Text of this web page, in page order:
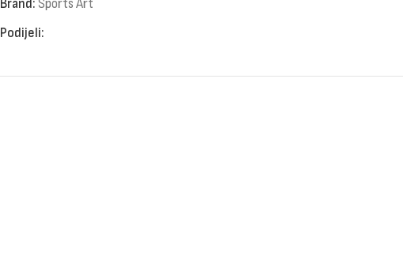
Brand: Sports Art
Podijeli: